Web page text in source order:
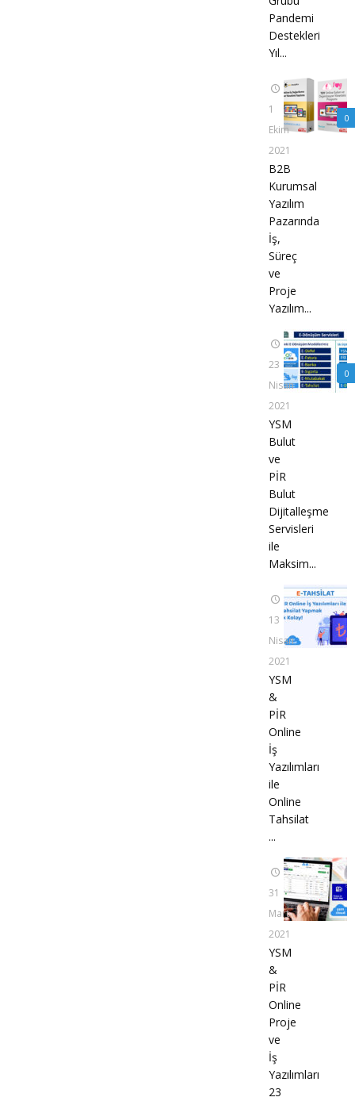
Pandemi
Destekleri
Yıl...
0
1
Ekim
2021
B2B
Kurumsal
Yazılım
Pazarında
İş,
Süreç
ve
Proje
Yazılım...
0
23
Nisan
2021
YSM
Bulut
ve
PİR
Bulut
Dijitalleşme
Servisleri
ile
Maksim...
13
Nisan
2021
YSM
&
PİR
Online
İş
Yazılımları
ile
Online
Tahsilat
...
31
Mart
2021
YSM
&
PİR
Online
Proje
ve
İş
Yazılımları
23